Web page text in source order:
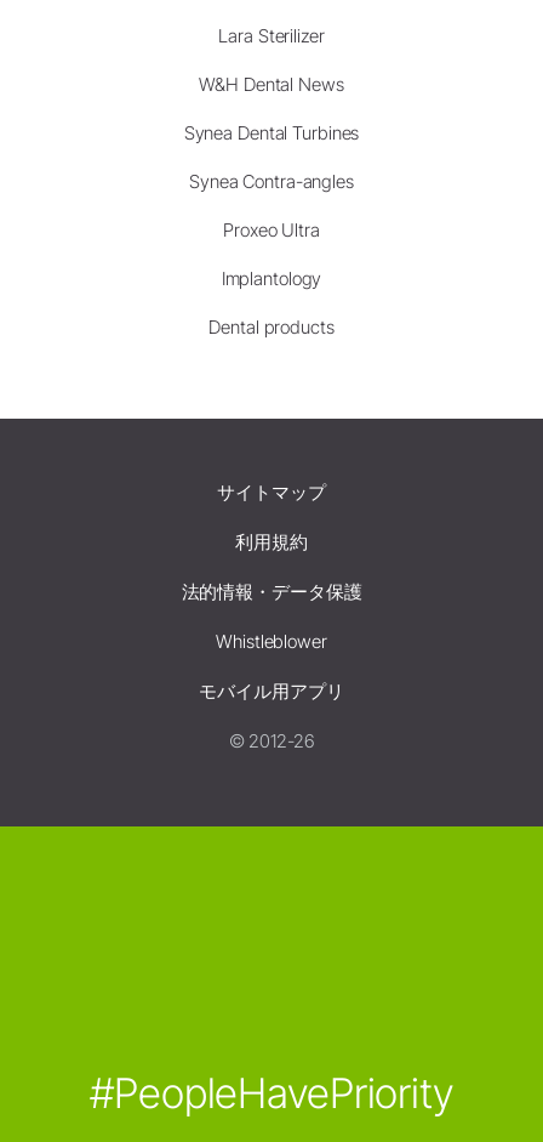
Lara Sterilizer
W&H Dental News
Synea Dental Turbines
Synea Contra-angles
Proxeo Ultra
Implantology
Dental products
サイトマップ
利用規約
法的情報・データ保護
Whistleblower
モバイル用アプリ
© 2012-26
#PeopleHavePriority